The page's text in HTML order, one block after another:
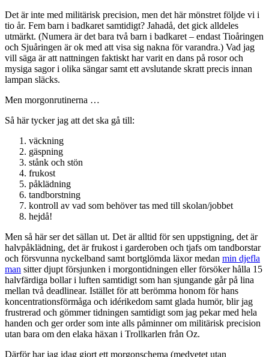
Det är inte med militärisk precision, men det här mönstret följde vi i
tio år. Fem barn i badkaret samtidigt? Jahadå, det gick alldeles
utmärkt. (Numera är det bara två barn i badkaret – endast Tioåringen
och Sjuåringen är ok med att visa sig nakna för varandra.) Vad jag
vill säga är att nattningen faktiskt har varit en dans på rosor och
mysiga sagor i olika sängar samt ett avslutande skratt precis innan
lampan släcks.
Men morgonrutinerna …
Så här tycker jag att det ska gå till:
väckning
gäspning
stånk och stön
frukost
påklädning
tandborstning
kontroll av vad som behöver tas med till skolan/jobbet
hejdå!
Men så här ser det sällan ut. Det är alltid för sen uppstigning, det är
halvpåklädning, det är frukost i garderoben och tjafs om tandborstar
och försvunna nyckelband samt bortglömda läxor medan min djefla
man sitter djupt försjunken i morgontidningen eller försöker hålla 15
halvfärdiga bollar i luften samtidigt som han sjungande går på lina
mellan två deadlinear. Istället för att berömma honom för hans
koncentrationsförmåga och idérikedom samt glada humör, blir jag
frustrerad och gömmer tidningen samtidigt som jag pekar med hela
handen och ger order som inte alls påminner om militärisk precision
utan bara om den elaka häxan i Trollkarlen från Oz.
Därför har jag idag gjort ett morgonschema (medvetet utan